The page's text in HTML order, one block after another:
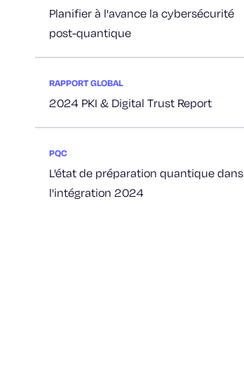
Planifier à l'avance la cybersécurité
post-quantique
RAPPORT GLOBAL
2024 PKI & Digital Trust Report
PQC
L'état de préparation quantique dans
l'intégration 2024